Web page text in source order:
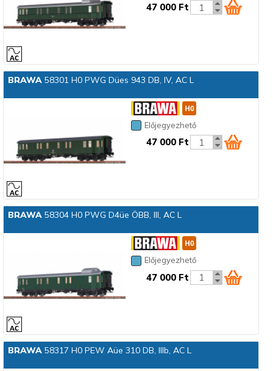
47 000 Ft
BRAWA58301 H0 PWG Dües 943 DB, IV, AC L
Előjegyezhető
47 000 Ft
BRAWA58304 H0 PWG D4üe ÖBB, III, AC L
Előjegyezhető
47 000 Ft
BRAWA58317 H0 PEW Aüe 310 DB, IIIb, AC L